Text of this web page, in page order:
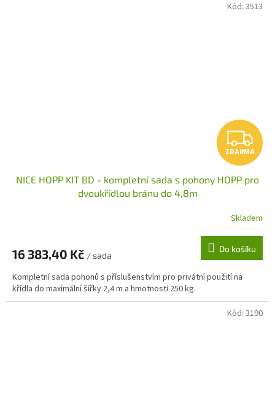
Z
D
A
R
M
A
ZDARMA
NICE HOPP KIT BD - kompletní sada s pohony HOPP pro
dvoukřídlou bránu do 4,8m
Skladem
16 383,40 Kč / sada
Do košíku
Kompletní sada pohonů s příslušenstvím pro privátní použití na
křídla do maximální šířky 2,4 m a hmotnosti 250 kg.
Kód: 3513
Kód: 3190